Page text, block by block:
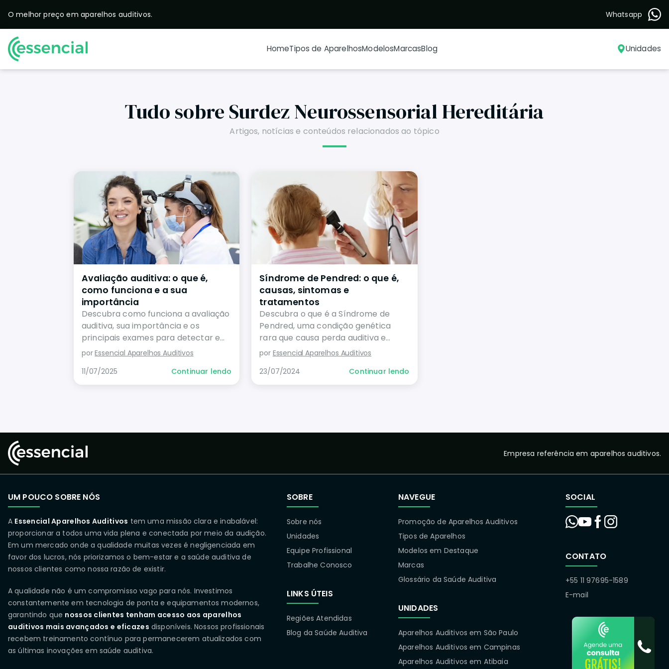
O melhor preço em aparelhos auditivos. Whatsapp
HomeTipos de AparelhosModelosMarcasBlog Unidades
Tudo sobre Surdez Neurossensorial Hereditária
Artigos, notícias e conteúdos relacionados ao tópico
Avaliação auditiva: o que é,
como funciona e a sua
importância
Descubra como funciona a avaliação
auditiva, sua importância e os
principais exames para detectar e
tratar problemas auditivos.
porEssencial Aparelhos Auditivos
11/07/2025
Continuar lendo
Síndrome de Pendred: o que é,
causas, sintomas e
tratamentos
Descubra o que é a Síndrome de
Pendred, uma condição genética
rara que causa perda auditiva e
problemas na glândula tireoide.
diagnóstico e opções de tratamento
para melhorar a qualidade de vida
por Essencial Aparelhos Auditivos
23/07/2024
Continuar lendo
Empresa referência em aparelhos auditivos.
UM POUCO SOBRE NÓS
A Essencial Aparelhos Auditivos tem uma missão clara e inabalável:
proporcionar a todos uma vida plena e conectada por meio da audição.
Em um mercado onde a qualidade muitas vezes é negligenciada em
favor dos lucros, nós priorizamos o bem-estar e a saúde auditiva de
nossos clientes como nossa razão de existir.
A qualidade não é um compromisso vago para nós. Investimos
constantemente em tecnologia de ponta e equipamentos modernos,
garantindo que nossos clientes tenham acesso aos aparelhos
auditivos mais avançados e eficazes disponíveis. Nossos profissionais
recebem treinamento contínuo para permanecerem atualizados com
as últimas inovações em saúde auditiva.
SOBRE
Sobre nós
Unidades
Equipe Profissional
Trabalhe Conosco
LINKS ÚTEIS
Regiões Atendidas
Blog da Saúde Auditiva
NAVEGUE
Promoção de Aparelhos Auditivos
Tipos de Aparelhos
Modelos em Destaque
Marcas
Glossário da Saúde Auditiva
UNIDADES
Aparelhos Auditivos em São Paulo
Aparelhos Auditivos em Campinas
Aparelhos Auditivos em Atibaia
SOCIAL
CONTATO
+55 11 97695-1589
E-mail